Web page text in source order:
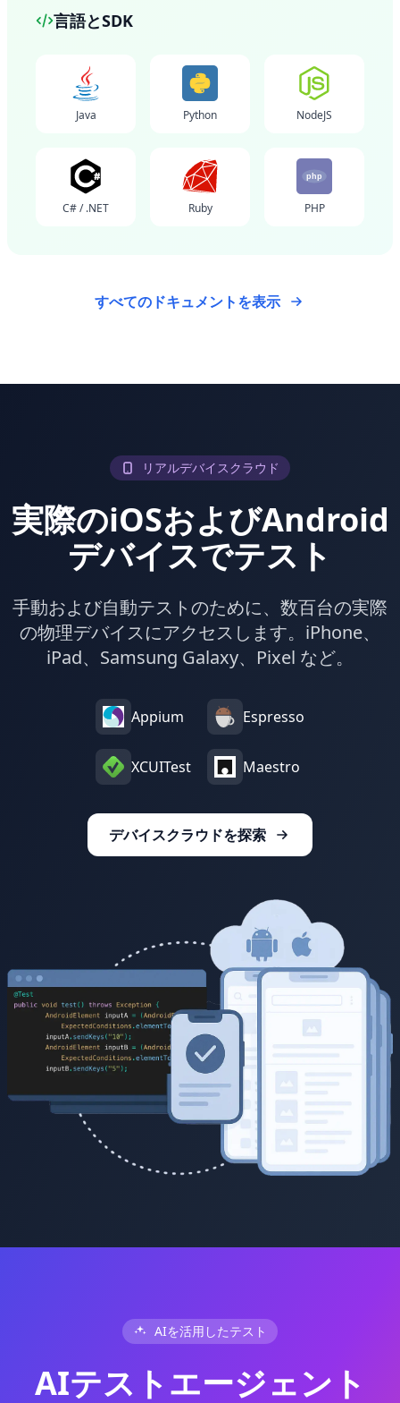
言語とSDK
Java Python NodeJS
C# / .NET Ruby
php
PHP
すべてのドキュメントを表示
リアルデバイスクラウド
実際のiOSおよびAndroid
デバイスでテスト
手動および自動テストのために、数百台の実際
の物理デバイスにアクセスします。iPhone、
iPad、Samsung Galaxy、Pixel など。
Appium Espresso
XCUITest Maestro
デバイスクラウドを探索
AIを活用したテスト
AIテストエージェント